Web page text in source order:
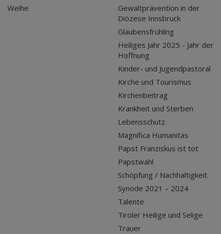
Weihe
Gewaltprävention in der
Diözese Innsbruck
Glaubensfrühling
Heiliges Jahr 2025 - Jahr der
Hoffnung
Kinder- und Jugendpastoral
Kirche und Tourismus
Kirchenbeitrag
Krankheit und Sterben
Lebensschutz
Magnifica Humanitas
Papst Franziskus ist tot
Papstwahl
Schöpfung / Nachhaltigkeit
Synode 2021 – 2024
Talente
Tiroler Heilige und Selige
Trauer